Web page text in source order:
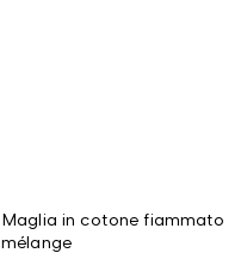
Maglia in cotone fiammato
mélange